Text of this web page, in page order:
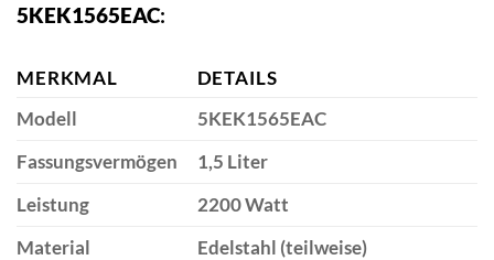
5KEK1565EAC:
MERKMAL
DETAILS
Modell
5KEK1565EAC
Fassungsvermögen
1,5 Liter
Leistung
2200 Watt
Material
Edelstahl (teilweise)